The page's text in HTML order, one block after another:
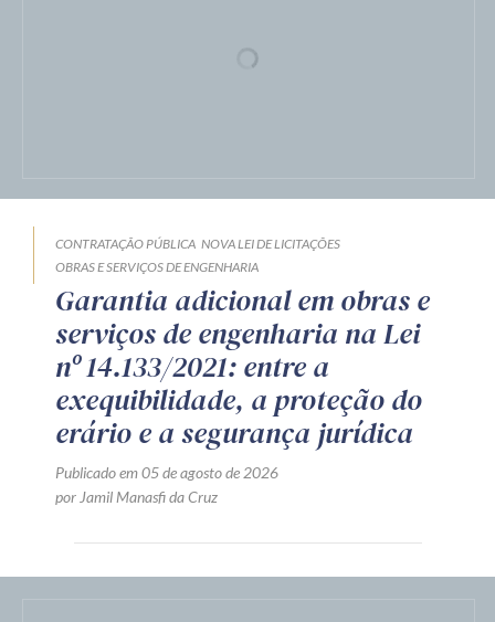
CONTRATAÇÃO PÚBLICA NOVA LEI DE LICITAÇÕES
OBRAS E SERVIÇOS DE ENGENHARIA
Garantia adicional em obras e
serviços de engenharia na Lei
nº 14.133/2021: entre a
exequibilidade, a proteção do
erário e a segurança jurídica
Publicado em 05 de agosto de 2026
por Jamil Manasfi da Cruz